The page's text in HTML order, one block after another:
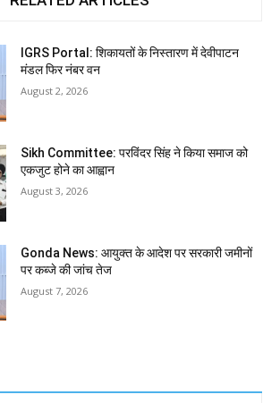
IGRS Portal: शिकायतों के निस्तारण में देवीपाटन
मंडल फिर नंबर वन
August 2, 2026
Sikh Committee: परविंदर सिंह ने किया समाज को
एकजुट होने का आह्वान
August 3, 2026
Gonda News: आयुक्त के आदेश पर सरकारी जमीनों
पर कब्जे की जांच तेज
August 7, 2026